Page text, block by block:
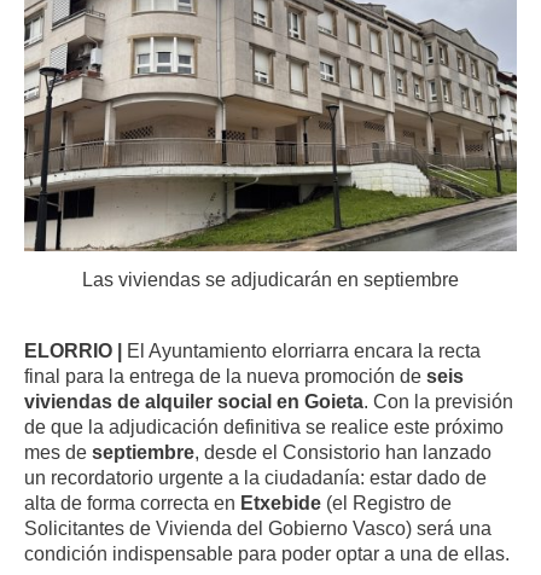
Las viviendas se adjudicarán en septiembre
ELORRIO | El Ayuntamiento elorriarra encara la recta
final para la entrega de la nueva promoción de seis
viviendas de alquiler social en Goieta. Con la previsión
de que la adjudicación definitiva se realice este próximo
mes de septiembre, desde el Consistorio han lanzado
un recordatorio urgente a la ciudadanía: estar dado de
alta de forma correcta en Etxebide (el Registro de
Solicitantes de Vivienda del Gobierno Vasco) será una
condición indispensable para poder optar a una de ellas.